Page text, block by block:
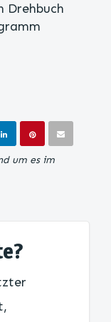
Drehbuch
um es im